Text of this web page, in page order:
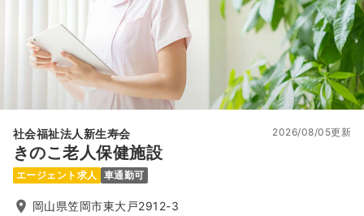
社会福祉法人新生寿会
きのこ老人保健施設
2026/08/05更新
エージェント求人 車通勤可
岡山県笠岡市東大戸2912-3